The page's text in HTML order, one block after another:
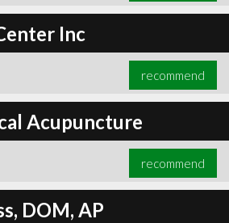
Inc
recommend
Acupuncture
recommend
DOM, AP